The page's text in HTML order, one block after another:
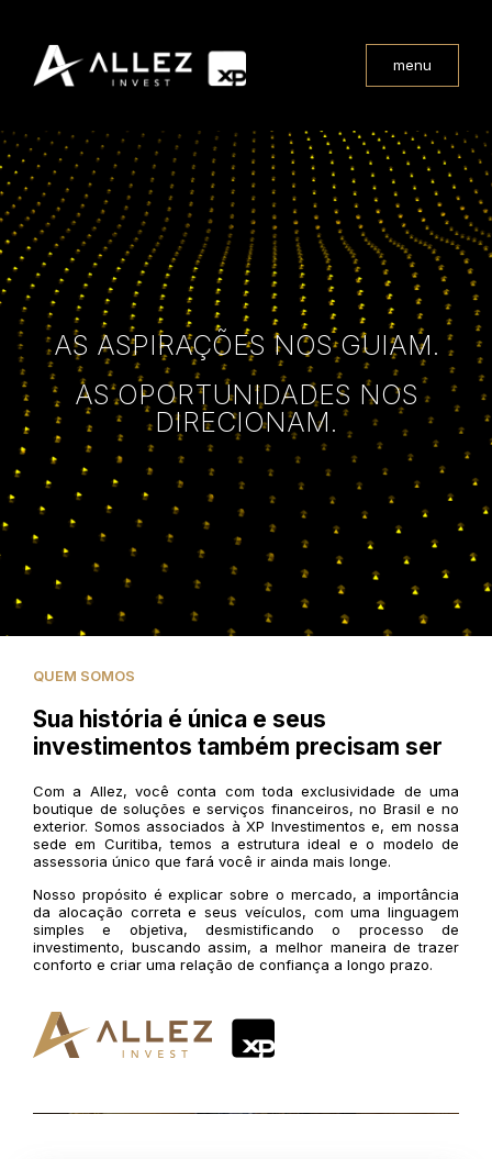
menu
AS ASPIRAÇÕES NOS GUIAM.
AS OPORTUNIDADES NOS
DIRECIONAM.
QUEM SOMOS
Sua história é única e seus
investimentos também precisam ser
Com a Allez, você conta com toda exclusividade de uma
boutique de soluções e serviços financeiros, no Brasil e no
exterior. Somos associados à XP Investimentos e, em nossa
sede em Curitiba, temos a estrutura ideal e o modelo de
assessoria único que fará você ir ainda mais longe.
Nosso propósito é explicar sobre o mercado, a importância
da alocação correta e seus veículos, com uma linguagem
simples e objetiva, desmistificando o processo de
investimento, buscando assim, a melhor maneira de trazer
conforto e criar uma relação de confiança a longo prazo.